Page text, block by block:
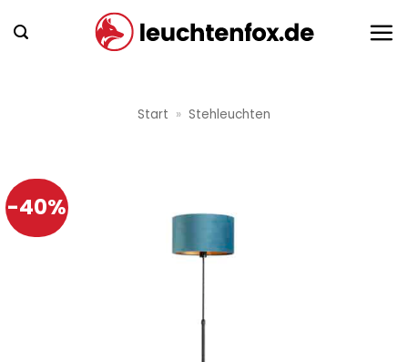
Inhalt
Start » Stehleuchten
-40%